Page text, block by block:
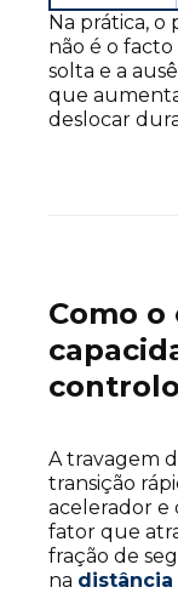
Na prática, o
não é o facto
solta e a
que
deslocar
Como o
controlo
A travagem
transição
acelerador e
fator que
fração de
na